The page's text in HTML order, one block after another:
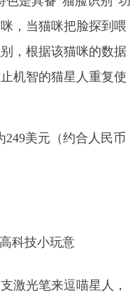
，当猫咪把脸探到喂
，根据该猫咪的数据
机智的猫星人重复使
249美元（约合人民币
激光笔来逗喵星人，